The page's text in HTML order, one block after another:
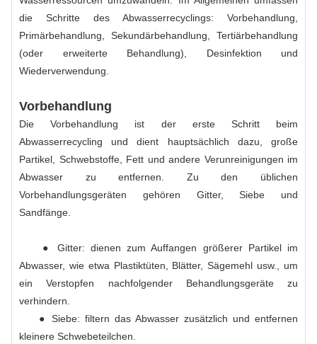
die Schritte des Abwasserrecyclings: Vorbehandlung,
Primärbehandlung, Sekundärbehandlung, Tertiärbehandlung
(oder erweiterte Behandlung), Desinfektion und
Wiederverwendung.
Vorbehandlung
Die Vorbehandlung ist der erste Schritt beim
Abwasserrecycling und dient hauptsächlich dazu, große
Partikel, Schwebstoffe, Fett und andere Verunreinigungen im
Abwasser zu entfernen. Zu den üblichen
Vorbehandlungsgeräten gehören Gitter, Siebe und
Sandfänge.
● Gitter: dienen zum Auffangen größerer Partikel im
Abwasser, wie etwa Plastiktüten, Blätter, Sägemehl usw., um
ein Verstopfen nachfolgender Behandlungsgeräte zu
verhindern.
● Siebe: filtern das Abwasser zusätzlich und entfernen
kleinere Schwebeteilchen.